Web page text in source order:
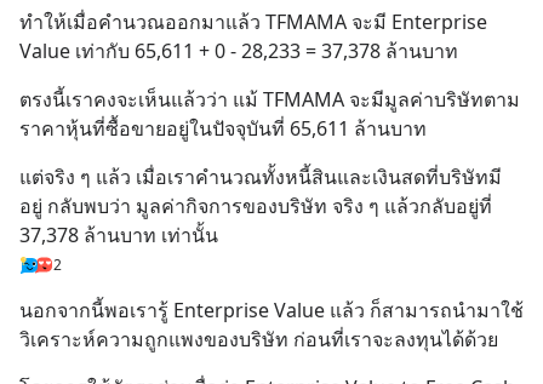
ทำให้เมื่อคำนวณออกมาแล้ว TFMAMA จะมี Enterprise
Value เท่ากับ 65,611 + 0 - 28,233 = 37,378 ล้านบาท
ตรงนี้เราคงจะเห็นแล้วว่า แม้ TFMAMA จะมีมูลค่าบริษัทตาม
ราคาหุ้นที่ซื้อขายอยู่ในปัจจุบันที่ 65,611 ล้านบาท
แต่จริง ๆ แล้ว เมื่อเราคำนวณทั้งหนี้สินและเงินสดที่บริษัทมี
อยู่ กลับพบว่า มูลค่ากิจการของบริษัท จริง ๆ แล้วกลับอยู่ที่
37,378 ล้านบาท เท่านั้น
2
นอกจากนี้พอเรารู้ Enterprise Value แล้ว ก็สามารถนำมาใช้
วิเคราะห์ความถูกแพงของบริษัท ก่อนที่เราจะลงทุนได้ด้วย